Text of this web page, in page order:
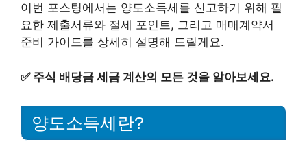
이번 포스팅에서는 양도소득세를 신고하기 위해 필
요한 제출서류와 절세 포인트, 그리고 매매계약서
준비 가이드를 상세히 설명해 드릴게요.
✅ 주식 배당금 세금 계산의 모든 것을 알아보세요.
양도소득세란?